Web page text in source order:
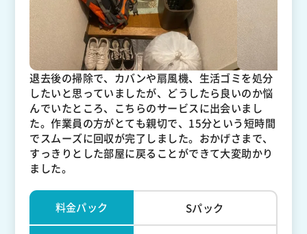
退去後の掃除で、カバンや扇風機、生活ゴミを処分
したいと思っていましたが、どうしたら良いのか悩
んでいたところ、こちらのサービスに出会いまし
た。作業員の方がとても親切で、15分という短時間
でスムーズに回収が完了しました。おかげさまで、
すっきりとした部屋に戻ることができて大変助かり
ました。
料金パック Sパック